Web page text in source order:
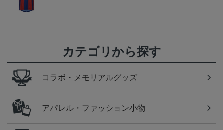
カテゴリから探す
コラボ・メモリアルグッズ
アパレル・ファッション小物